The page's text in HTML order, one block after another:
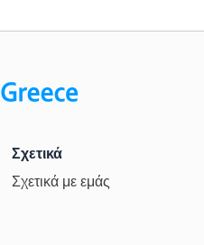
Σχετικά
Σχετικά με εμάς